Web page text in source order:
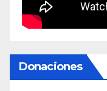
Donaciones